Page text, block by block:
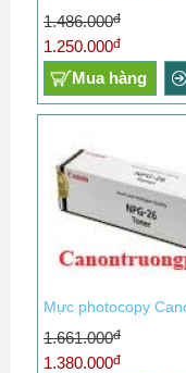
1.486.000đ
1.250.000đ
Mua hàng
Mực photocopy
1.661.000đ
1.380.000đ